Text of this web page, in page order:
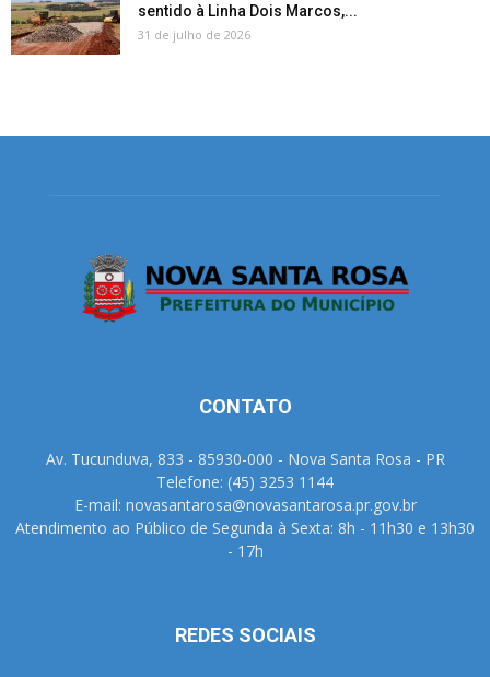
sentido à Linha Dois Marcos,...
31 de julho de 2026
CONTATO
Av. Tucunduva, 833 - 85930-000 - Nova Santa Rosa - PR
Telefone: (45) 3253 1144
E-mail: novasantarosa@novasantarosa.pr.gov.br
Atendimento ao Público de Segunda à Sexta: 8h - 11h30 e 13h30
- 17h
REDES SOCIAIS